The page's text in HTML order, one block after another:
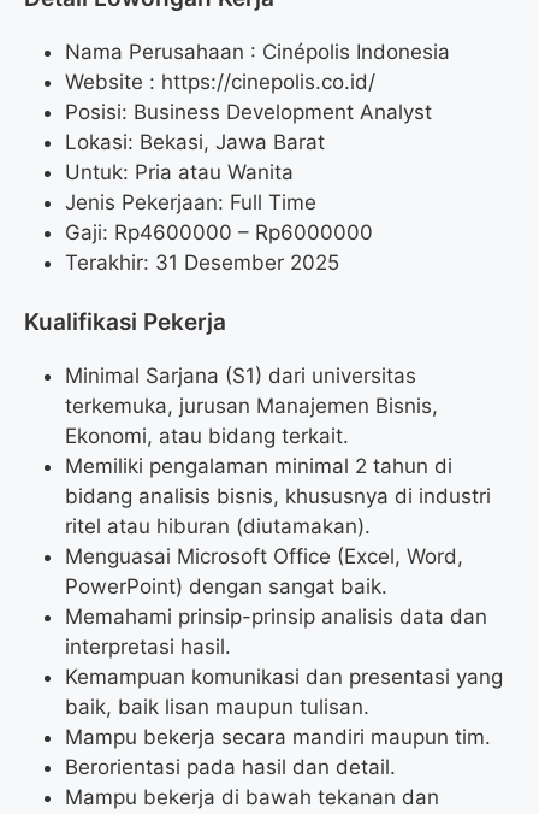
Nama Perusahaan : Cinépolis Indonesia
Website : https://cinepolis.co.id/
Posisi: Business Development Analyst
Lokasi: Bekasi, Jawa Barat
Untuk: Pria atau Wanita
Jenis Pekerjaan: Full Time
Gaji: Rp4600000 – Rp6000000
Terakhir: 31 Desember 2025
Kualifikasi Pekerja
Minimal Sarjana (S1) dari universitas
terkemuka, jurusan Manajemen Bisnis,
Ekonomi, atau bidang terkait.
Memiliki pengalaman minimal 2 tahun di
bidang analisis bisnis, khususnya di industri
ritel atau hiburan (diutamakan).
Menguasai Microsoft Office (Excel, Word,
PowerPoint) dengan sangat baik.
Memahami prinsip-prinsip analisis data dan
interpretasi hasil.
Kemampuan komunikasi dan presentasi yang
baik, baik lisan maupun tulisan.
Mampu bekerja secara mandiri maupun tim.
Berorientasi pada hasil dan detail.
Mampu bekerja di bawah tekanan dan